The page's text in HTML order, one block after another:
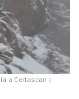
a Certascan |